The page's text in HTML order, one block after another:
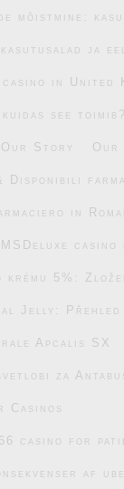
mõistmine:
kasutusalad ja
in United
see
Our Story Our
Disponibili
in
krému 5%:
Jelly: Přehled
Apcalis SX
za
Casinos
casino for
af